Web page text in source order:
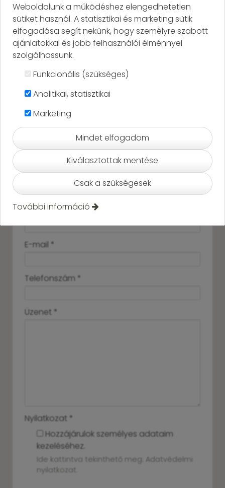
Kapcsolat
Corvina Party Service
Telefonszám:+36 30 224 1769
Névjegykártya mentése
Üzenetküldés
-
-
-
Név*
E-mail *
Telefonszám *
Üzenet *
Nyilatkozat *
Hozzájárulok személyes adataim
kezeléséhez.
Ide kattintva tekinthető meg: Adatvédelmi
nyilatkozat
Weboldalunk a működéshez elengedhetetlen
sütiket használ. A statisztikai és marketing sütik
elfogadása segít nekünk, hogy személyre szabott
ajánlatokkal és jobb felhasználói élménnyel
szolgálhassunk.
Funkcionális (szükséges)
Analitikai, statisztikai
Marketing
Mindet elfogadom
Kiválasztottak mentése
Csak a szükségesek
További információ